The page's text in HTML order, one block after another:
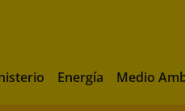
Energía Medio